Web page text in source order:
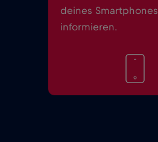
deines Smartphones
informieren.